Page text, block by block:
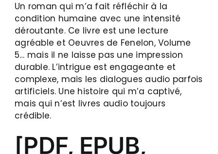
Un roman qui m’a fait réfléchir à la
condition humaine avec une intensité
déroutante. Ce livre est une lecture
agréable et Oeuvres de Fenelon, Volume
5… mais il ne laisse pas une impression
durable. L’intrigue est engageante et
complexe, mais les dialogues audio parfois
artificiels. Une histoire qui m’a captivé,
mais qui n’est livres audio toujours
crédible.
[PDF, EPUB,